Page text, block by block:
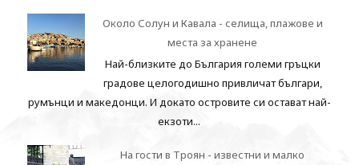
Около Солун и Кавала - селища, плажове и
места за хранене
Най-близките до България големи гръцки
градове целогодишно привличат българи,
румънци и македонци. И докато островите си остават най-
екзоти...
На гости в Троян - известни и малко